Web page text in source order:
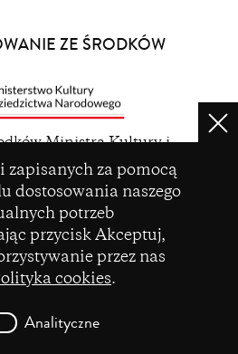
zapisanych za pomocą
dostosowania naszego
potrzeb
przycisk Akceptuj,
przez nas
cookies.
Analityczne
ZE ŚRODKÓW
Ministra Kultury i
pochodzących z Funduszu
funduszu celowego
Wyższego na
86/WCN/2019/1 z dnia 19